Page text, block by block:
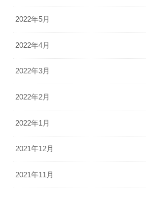
2022年5月
2022年4月
2022年3月
2022年2月
2022年1月
2021年12月
2021年11月